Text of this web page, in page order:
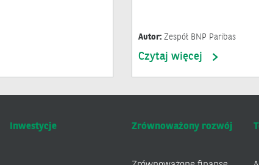
Autor: Zespół BNP Paribas
Czytaj więcej
Inwestycje Zrównoważony rozwój